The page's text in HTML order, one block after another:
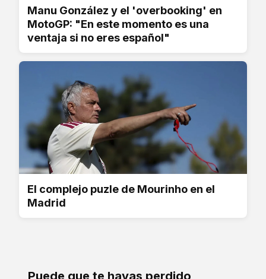
Manu González y el 'overbooking' en
MotoGP: "En este momento es una
ventaja si no eres español"
El complejo puzle de Mourinho en el
Madrid
Puede que te hayas perdido